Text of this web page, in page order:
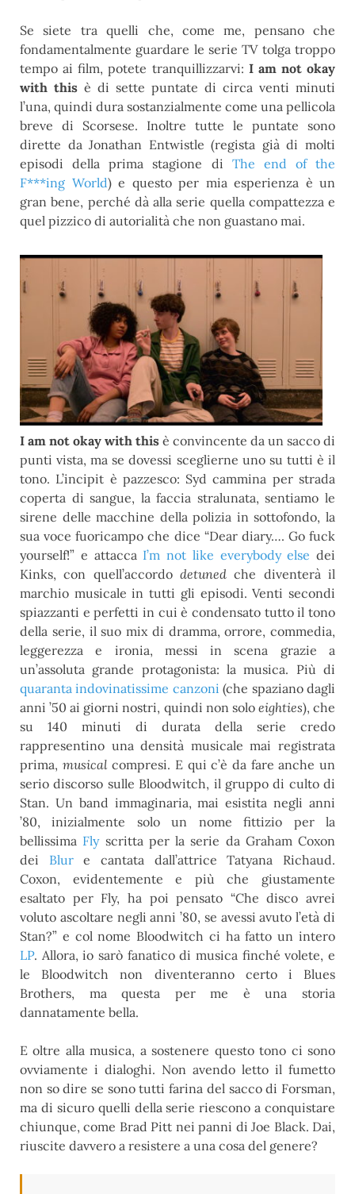
Se siete tra quelli che, come me, pensano che
fondamentalmente guardare le serie TV tolga troppo
tempo ai film, potete tranquillizzarvi: I am not okay
with this è di sette puntate di circa venti minuti
l’una, quindi dura sostanzialmente come una pellicola
breve di Scorsese. Inoltre tutte le puntate sono
dirette da Jonathan Entwistle (regista già di molti
episodi della prima stagione di The end of the
F***ing World) e questo per mia esperienza è un
gran bene, perché dà alla serie quella compattezza e
quel pizzico di autorialità che non guastano mai.
I am not okay with this è convincente da un sacco di
punti vista, ma se dovessi sceglierne uno su tutti è il
tono. L’incipit è pazzesco: Syd cammina per strada
coperta di sangue, la faccia stralunata, sentiamo le
sirene delle macchine della polizia in sottofondo, la
sua voce fuoricampo che dice “Dear diary…. Go fuck
yourself!” e attacca I’m not like everybody else dei
Kinks, con quell’accordo detunedche diventerà il
marchio musicale in tutti gli episodi. Venti secondi
spiazzanti e perfetti in cui è condensato tutto il tono
della serie, il suo mix di dramma, orrore, commedia,
leggerezza e ironia, messi in scena grazie a
un’assoluta grande protagonista: la musica. Più di
quaranta indovinatissime canzoni (che spaziano dagli
anni ’50 ai giorni nostri, quindi non solo eighties), che
su 140 minuti di durata della serie credo
rappresentino una densità musicale mai registrata
prima, musicalcompresi. E qui c’è da fare anche un
serio discorso sulle Bloodwitch, il gruppo di culto di
Stan. Un band immaginaria, mai esistita negli anni
’80, inizialmente solo un nome fittizio per la
bellissima Fly scritta per la serie da Graham Coxon
dei Blure cantata dall’attrice Tatyana Richaud.
Coxon, evidentemente e più che giustamente
esaltato per Fly, ha poi pensato “Che disco avrei
voluto ascoltare negli anni ’80, se avessi avuto l’età di
Stan?” e col nome Bloodwitch ci ha fatto un intero
LP. Allora, io sarò fanatico di musica finché volete, e
le Bloodwitch non diventeranno certo i Blues
Brothers, ma questa per me è una storia
dannatamente bella.
E oltre alla musica, a sostenere questo tono ci sono
ovviamente i dialoghi. Non avendo letto il fumetto
non so dire se sono tutti farina del sacco di Forsman,
ma di sicuro quelli della serie riescono a conquistare
chiunque, come Brad Pitt nei panni di Joe Black. Dai,
riuscite davvero a resistere a una cosa del genere?